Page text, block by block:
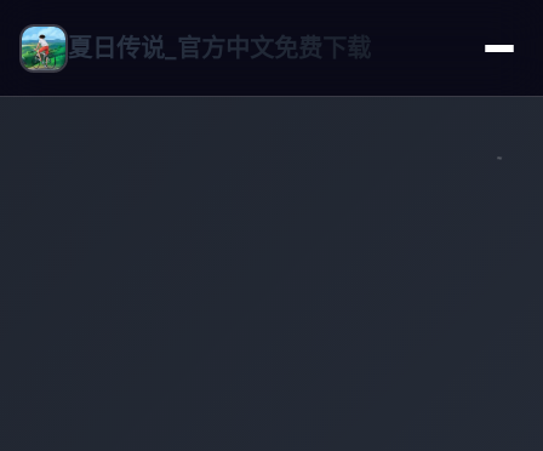
夏日传说_官方中文免费下载